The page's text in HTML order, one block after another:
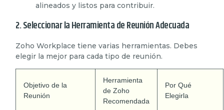
alineados y listos para contribuir.
2. Seleccionar la Herramienta de Reunión Adecuada
Zoho Workplace tiene varias herramientas. Debes
elegir la mejor para cada tipo de reunión.
Objetivo de la
Reunión
Herramienta
de Zoho
Recomendada
Por Qué
Elegirla